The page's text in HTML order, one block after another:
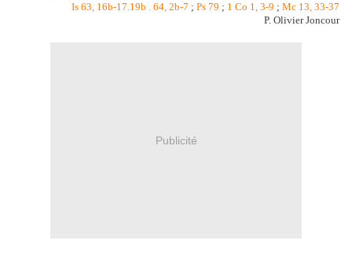
Is 63, 16b-17.19b . 64, 2b-7 ; Ps 79 ; 1 Co 1, 3-9 ; Mc 13, 33-37
P. Olivier Joncour
Publicité